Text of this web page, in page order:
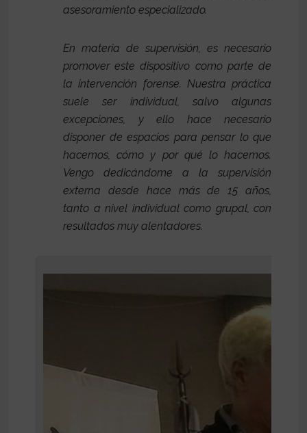
asesoramiento especializado.
En materia de supervisión, es necesario
promover este dispositivo como parte de
la intervención forense. Nuestra práctica
suele ser individual, salvo algunas
excepciones, y ello hace necesario
disponer de espacios para pensar lo que
hacemos, cómo y por qué lo hacemos.
Vengo dedicándome a la supervisión
externa desde hace más de 15 años,
tanto a nivel individual como grupal, con
resultados muy alentadores.